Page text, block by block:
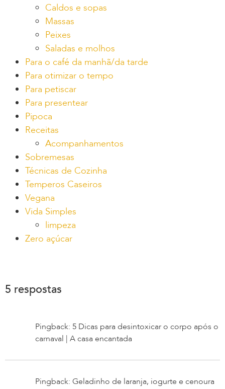
Caldos e sopas
Massas
Peixes
Saladas e molhos
Para o café da manhã/da tarde
Para otimizar o tempo
Para petiscar
Para presentear
Pipoca
Receitas
Acompanhamentos
Sobremesas
Técnicas de Cozinha
Temperos Caseiros
Vegana
Vida Simples
limpeza
Zero açúcar
5 respostas
Pingback: 5 Dicas para desintoxicar o corpo após o
carnaval | A casa encantada
Pingback: Geladinho de laranja, iogurte e cenoura